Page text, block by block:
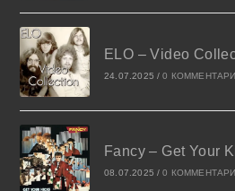
ELO – Video
24.07.2025 / 0
Fancy – Get Your
08.07.2025 / 0